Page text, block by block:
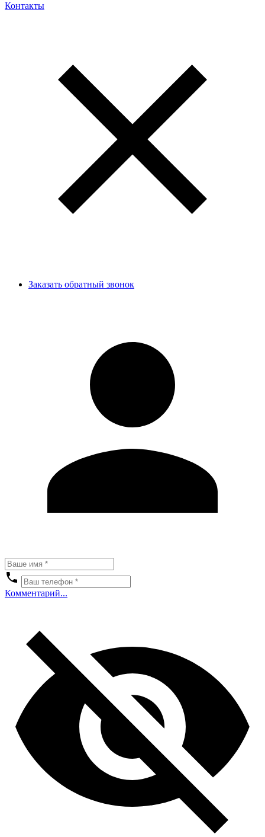
Контакты
Заказать обратный звонок
Комментарий...